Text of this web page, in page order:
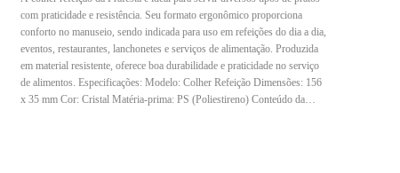
com praticidade e resistência. Seu formato ergonômico proporciona
conforto no manuseio, sendo indicada para uso em refeições do dia a dia,
eventos, restaurantes, lanchonetes e serviços de alimentação. Produzida
em material resistente, oferece boa durabilidade e praticidade no serviço
de alimentos. Especificações: Modelo: Colher Refeição Dimensões: 156
x 35 mm Cor: Cristal Matéria-prima: PS (Poliestireno) Conteúdo da